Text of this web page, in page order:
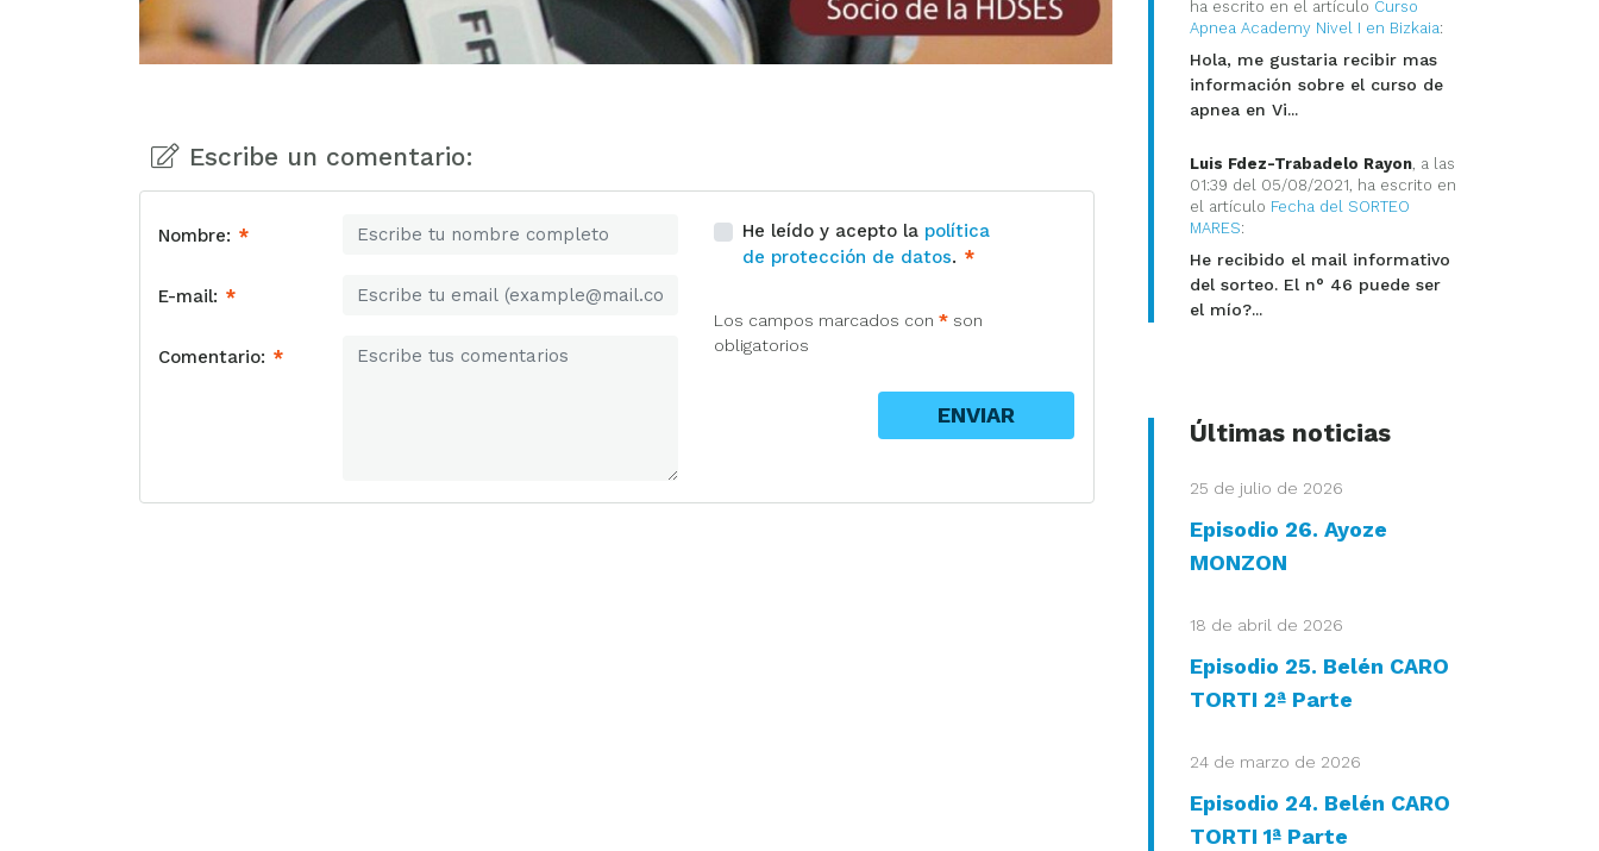
Escribe un comentario:
Nombre: *
E-mail: *
Comentario: *
He leído y acepto la política
de protección de datos. *
Los campos marcados con *son
obligatorios
ENVIAR
ha escrito en el artículo Curso
Apnea Academy Nivel I en Bizkaia:
Hola, me gustaria recibir mas
información sobre el curso de
apnea en Vi...
Luis Fdez-Trabadelo Rayon, a las
01:39 del 05/08/2021, ha escrito en
el artículo Fecha del SORTEO
MARES:
He recibido el mail informativo
del sorteo. El n° 46 puede ser
el mío?...
Últimas noticias
25 de julio de 2026
Episodio 26. Ayoze
MONZON
18 de abril de 2026
Episodio 25. Belén CARO
TORTI 2ª Parte
24 de marzo de 2026
Episodio 24. Belén CARO
TORTI 1ª Parte